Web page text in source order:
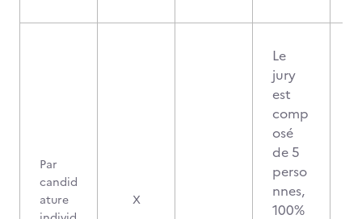
Par
candid
ature
X
Le
jury
est
comp
osé
de 5
perso
nnes,
100%